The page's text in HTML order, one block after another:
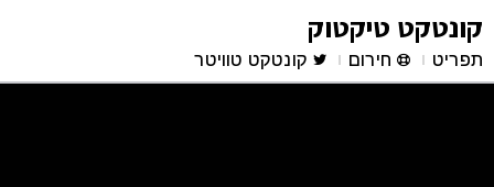
קונטקט טיקטוק
תפריט חירום קונטקט טוויטר